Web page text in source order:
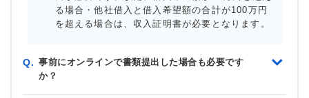
る場合・他社借入と借入希望額の合計が100万円
を超える場合は、収入証明書が必要となります。
Q. 事前にオンラインで書類提出した場合も必要です
か？